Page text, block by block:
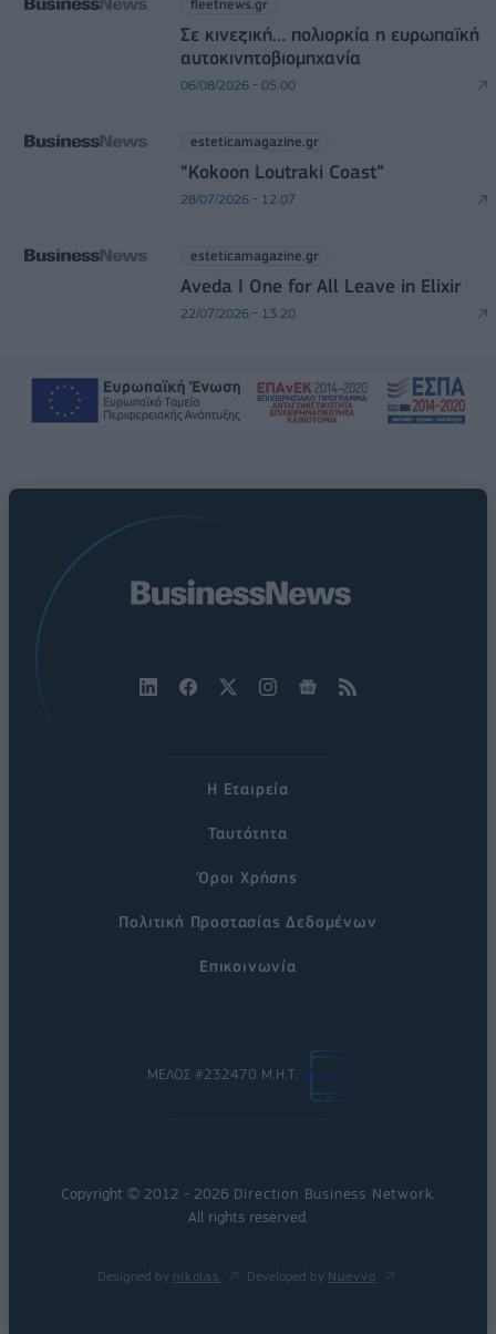
fleetnews.gr
Σε κινεζική… πολιορκία η ευρωπαϊκή
αυτοκινητοβιομηχανία
06/08/2026 - 05:00
esteticamagazine.gr
“Kokoon Loutraki Coast”
28/07/2026 - 12:07
esteticamagazine.gr
Aveda I One for All Leave in Elixir
22/07/2026 - 13:20
Η Εταιρεία
Ταυτότητα
Όροι Χρήσης
Πολιτική Προστασίας Δεδομένων
Επικοινωνία
ΜΕΛΟΣ #232470 Μ.Η.Τ.
Copyright © 2012 - 2026 Direction Business Network
All rights reserved.
Designed by nikolas Developed by Nuevvo